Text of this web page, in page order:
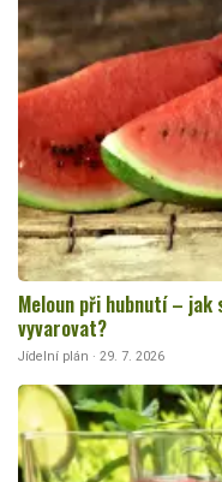
Meloun při hubnutí – jak
vyvarovat?
Jídelní plán · 29. 7. 2026